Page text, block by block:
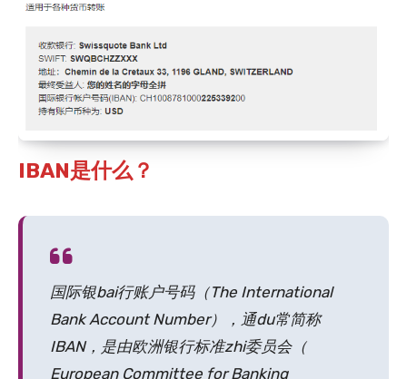
IBAN是什么？
国际银bai行账户号码（The International
Bank Account Number），通du常简称
IBAN，是由欧洲银行标准zhi委员会（
European Committee for Banking